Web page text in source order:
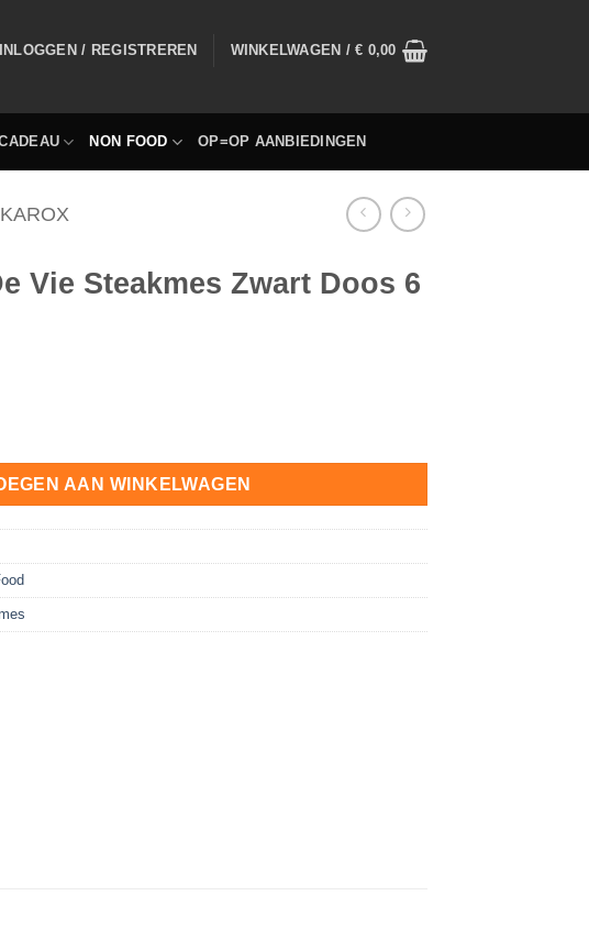
INLOGGEN / REGISTREREN WINKELWAGEN /€ 0,00
NON FOOD OP=OP AANBIEDINGEN
Vie Steakmes Zwart Doos 6
Zwart Doos 6 Stuks hoeveelheid
AAN WINKELWAGEN